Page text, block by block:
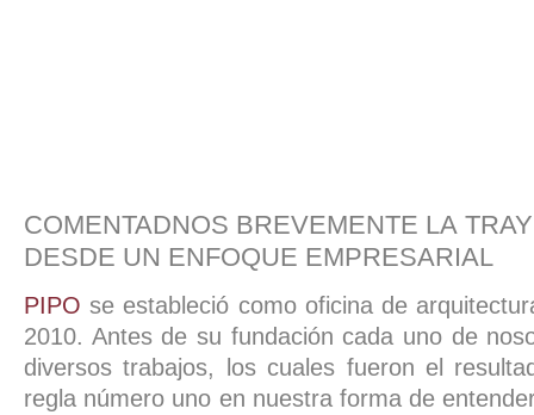
COMENTADNOS BREVEMENTE LA
DESDE UN ENFOQUE EMPRESARIAL
PIPO se estableció como oficina de
2010. Antes de su fundación cada uno de
diversos trabajos, los cuales fueron el
regla número uno en nuestra forma de